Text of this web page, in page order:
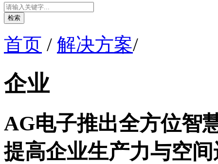
检索
首页 / 解决方案/
企业
AG电子推出全方位智
提高企业生产力与空